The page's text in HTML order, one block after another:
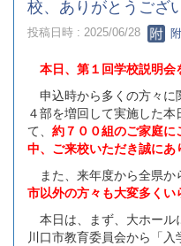
校、ありがとうござ
投稿日時 : 2025/06/28
本日、第１回学校説明会
申込時から多くの方々に
４部を増回して実施した
て、 約７００組のご家庭に
中、ご来校いただき誠にあ
また、来年度から全県か
市以外の方々も大変多くい
本日は、まず、大ホール
川口市教育委員会から「入